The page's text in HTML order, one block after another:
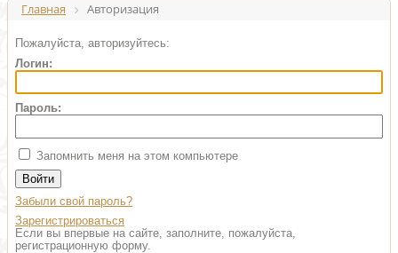
Главная Авторизация
Пожалуйста, авторизуйтесь:
Логин:
Пароль:
Запомнить меня на этом компьютере
Забыли свой пароль?
Зарегистрироваться
Если вы впервые на сайте, заполните, пожалуйста,
регистрационную форму.